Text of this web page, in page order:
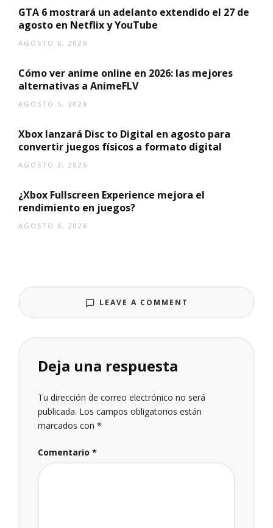
GTA 6 mostrará un adelanto extendido el 27 de
agosto en Netflix y YouTube
AGOSTO 6, 2026
Cómo ver anime online en 2026: las mejores
alternativas a AnimeFLV
AGOSTO 5, 2026
Xbox lanzará Disc to Digital en agosto para
convertir juegos físicos a formato digital
AGOSTO 3, 2026
¿Xbox Fullscreen Experience mejora el
rendimiento en juegos?
AGOSTO 3, 2026
LEAVE A COMMENT
Deja una respuesta
Tu dirección de correo electrónico no será
publicada. Los campos obligatorios están
marcados con *
Comentario *